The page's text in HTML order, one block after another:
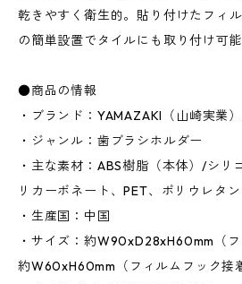
乾きやすく衛生的。貼り付けたフィ
の簡単設置でタイルにも取り付け可能
●商品の情報
・ブランド：YAMAZAKI（山崎実業
・ジャンル：歯ブラシホルダー
・主な素材：ABS樹脂（本体）/シリ
リカーボネート、PET、ポリウレタ
・生産国：中国
・サイズ：約W90xD28xH60mm（
約W60xH60mm（フィルムフック接